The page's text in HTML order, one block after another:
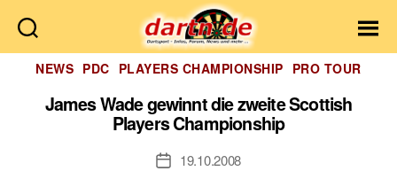
Dartn.de
Kategorien
NEWS PDC PLAYERS CHAMPIONSHIP PRO TOUR
James Wade gewinnt die zweite Scottish
Players Championship
Veröffentlichungsdatum
19.10.2008